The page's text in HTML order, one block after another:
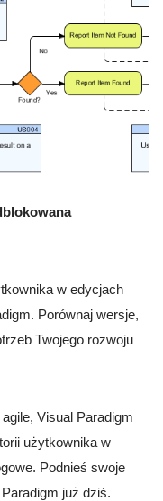
w edycjach
Porównaj wersje,
Twojego rozwoju
Visual Paradigm
użytkownika w
Podnieś swoje
już dziś.